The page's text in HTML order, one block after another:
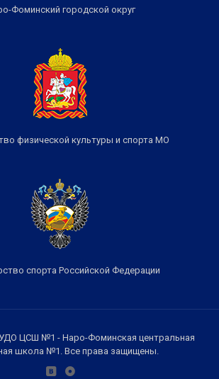
Фоминский городской округ
физической культуры и спорта МО
спорта Российской Федерации
ЦСШ №1 - Наро-Фоминская центральная
школа №1. Все права защищены.